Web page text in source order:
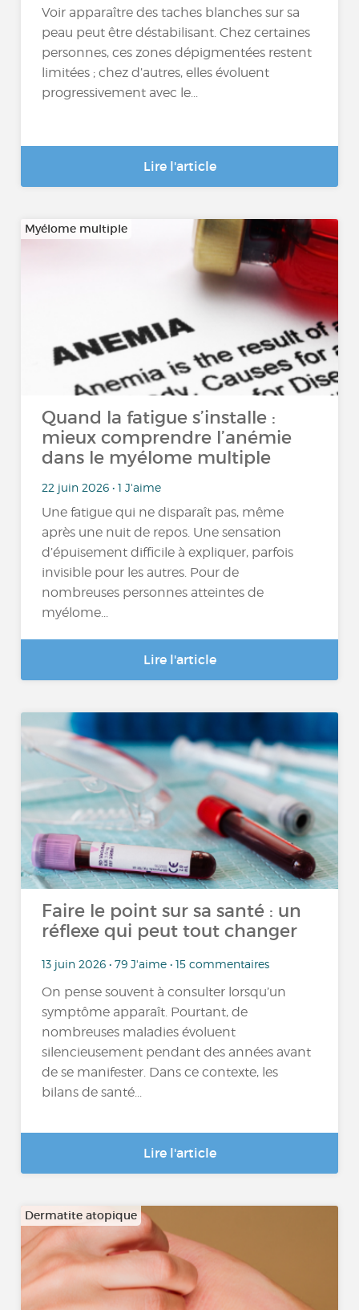
Voir apparaître des taches blanches sur sa
peau peut être déstabilisant. Chez certaines
personnes, ces zones dépigmentées restent
limitées ; chez d’autres, elles évoluent
progressivement avec le...
Lire l'article
Myélome multiple
Quand la fatigue s’installe :
mieux comprendre l’anémie
dans le myélome multiple
22 juin 2026 • 1 J'aime
Une fatigue qui ne disparaît pas, même
après une nuit de repos. Une sensation
d’épuisement difficile à expliquer, parfois
invisible pour les autres. Pour de
nombreuses personnes atteintes de
myélome...
Lire l'article
Faire le point sur sa santé : un
réflexe qui peut tout changer
13 juin 2026 • 79 J'aime • 15 commentaires
On pense souvent à consulter lorsqu’un
symptôme apparaît. Pourtant, de
nombreuses maladies évoluent
silencieusement pendant des années avant
de se manifester. Dans ce contexte, les
bilans de santé...
Lire l'article
Dermatite atopique